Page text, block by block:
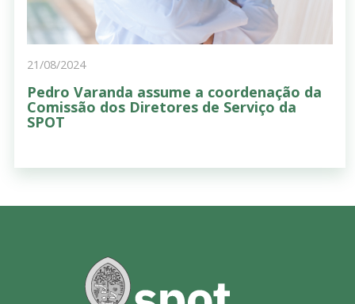
21/08/2024
Pedro Varanda assume a coordenação da
Comissão dos Diretores de Serviço da
SPOT